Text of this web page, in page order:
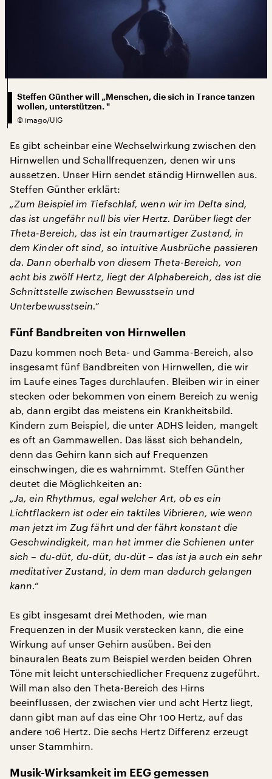
Steffen Günther will „Menschen, die sich in Trance tanzen
wollen, unterstützen. "
© imago/UIG
Es gibt scheinbar eine Wechselwirkung zwischen den
Hirnwellen und Schallfrequenzen, denen wir uns
aussetzen. Unser Hirn sendet ständig Hirnwellen aus.
Steffen Günther erklärt:
„Zum Beispiel im Tiefschlaf, wenn wir im Delta sind,
das ist ungefähr null bis vier Hertz. Darüber liegt der
Theta-Bereich, das ist ein traumartiger Zustand, in
dem Kinder oft sind, so intuitive Ausbrüche passieren
da. Dann oberhalb von diesem Theta-Bereich, von
acht bis zwölf Hertz, liegt der Alphabereich, das ist die
Schnittstelle zwischen Bewusstsein und
Unterbewusstsein.“
Fünf Bandbreiten von Hirnwellen
Dazu kommen noch Beta- und Gamma-Bereich, also
insgesamt fünf Bandbreiten von Hirnwellen, die wir
im Laufe eines Tages durchlaufen. Bleiben wir in einer
stecken oder bekommen von einem Bereich zu wenig
ab, dann ergibt das meistens ein Krankheitsbild.
Kindern zum Beispiel, die unter ADHS leiden, mangelt
es oft an Gammawellen. Das lässt sich behandeln,
denn das Gehirn kann sich auf Frequenzen
einschwingen, die es wahrnimmt. Steffen Günther
deutet die Möglichkeiten an:
„Ja, ein Rhythmus, egal welcher Art, ob es ein
Lichtflackern ist oder ein taktiles Vibrieren, wie wenn
man jetzt im Zug fährt und der fährt konstant die
Geschwindigkeit, man hat immer die Schienen unter
sich – du-düt, du-düt, du-düt – das ist ja auch ein sehr
meditativer Zustand, in dem man dadurch gelangen
kann.“
Es gibt insgesamt drei Methoden, wie man
Frequenzen in der Musik verstecken kann, die eine
Wirkung auf unser Gehirn ausüben. Bei den
binauralen Beats zum Beispiel werden beiden Ohren
Töne mit leicht unterschiedlicher Frequenz zugeführt.
Will man also den Theta-Bereich des Hirns
beeinflussen, der zwischen vier und acht Hertz liegt,
dann gibt man auf das eine Ohr 100 Hertz, auf das
andere 106 Hertz. Die sechs Hertz Differenz erzeugt
unser Stammhirn.
Musik-Wirksamkeit im EEG gemessen